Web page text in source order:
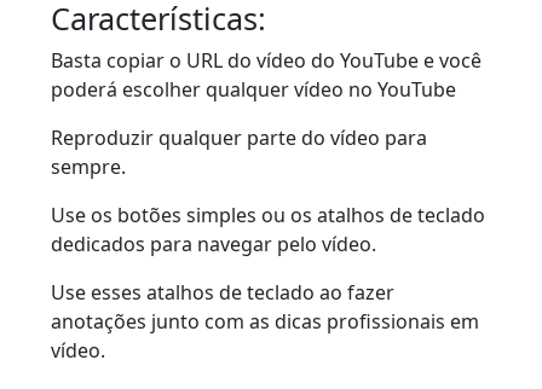
Características:
Basta copiar o URL do vídeo do YouTube e você
poderá escolher qualquer vídeo no YouTube
Reproduzir qualquer parte do vídeo para
sempre.
Use os botões simples ou os atalhos de teclado
dedicados para navegar pelo vídeo.
Use esses atalhos de teclado ao fazer
anotações junto com as dicas profissionais em
vídeo.